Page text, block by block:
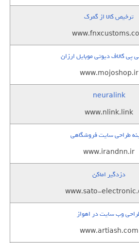
ترخیص کالا از گمرک
پی کالاف دیوتی موبایل ارزان
www.mojoshop.ir
neuralink
www.nlink.link
طراحی سایت فروشگاهی
www.irandnn.ir
دزدگیر اماکن
www.sato-
وب سایت در اهواز
www.artiash.com